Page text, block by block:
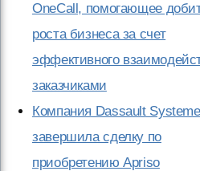
OneCall, помогающее
роста бизнеса за счет
эффективного
заказчиками
Компания Dassault
завершила сделку по
приобретению Apriso